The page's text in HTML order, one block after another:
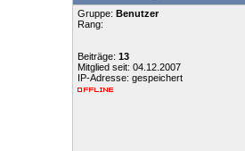
Gruppe: Benutzer
Rang:
Beiträge: 13
Mitglied seit: 04.12.2007
IP-Adresse: gespeichert